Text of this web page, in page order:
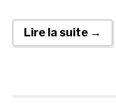
Lire la suite →